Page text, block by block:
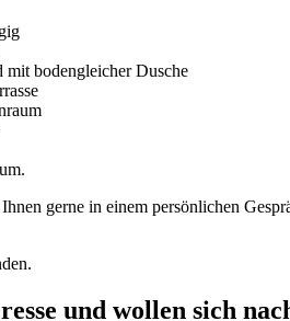
mit bodengleicher Dusche
gerne in einem persönlichen
und wollen sich